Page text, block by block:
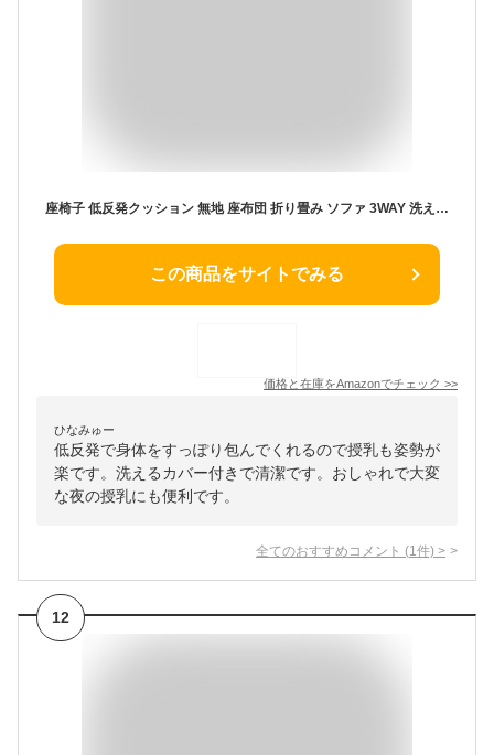
座椅子 低反発クッション 無地 座布団 折り畳み ソファ 3WAY 洗えるカバー 子供 大人 カラー お年寄り 妊婦授乳期用 7色 グレーベージュ 座布団 180*90 ざぶとん クッション ザブトン 綿麻 無地 おしゃれ シンプル 丸型
この商品をサイトでみる
価格と在庫をAmazonでチェック >>
ひなみゅー
低反発で身体をすっぽり包んでくれるので授乳も姿勢が
楽です。洗えるカバー付きで清潔です。おしゃれで大変
な夜の授乳にも便利です。
全てのおすすめコメント (1 件) >
12